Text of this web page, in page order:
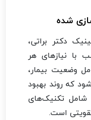
شده
دکتر براتی،
با نیازهای هر
وضعیت بیمار،
که روند بهبود
شامل تکنیک‌های
است.